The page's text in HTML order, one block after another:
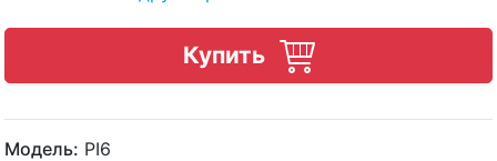
Купить
Модель: PI6